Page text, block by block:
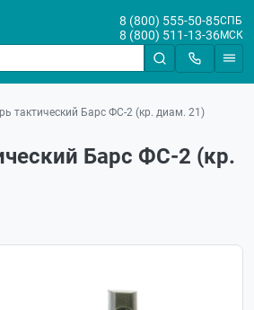
8 (800) 555-50-85СПБ
8 (800) 511-13-36МСК
тактический Барс ФС-2 (кр. диам. 21)
Барс ФС-2 (кр.